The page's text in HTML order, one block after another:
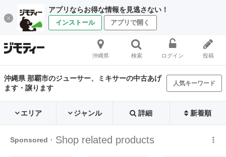
アプリならお得な情報を見逃さない！
インストール アプリで開く
沖縄県 検索 ログイン 投稿
沖縄県 那覇市のジューサー、ミキサーの中古あげ
ます・譲ります
人気キーワード
エリア ジャンル 詳細 新着順